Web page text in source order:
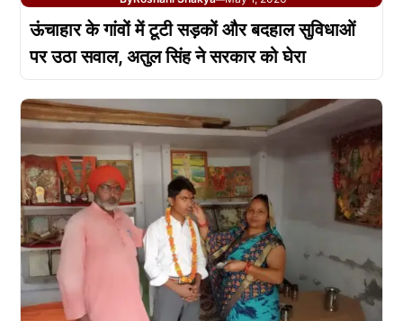
ऊंचाहार के गांवों में टूटी सड़कों और बदहाल सुविधाओं
पर उठा सवाल, अतुल सिंह ने सरकार को घेरा